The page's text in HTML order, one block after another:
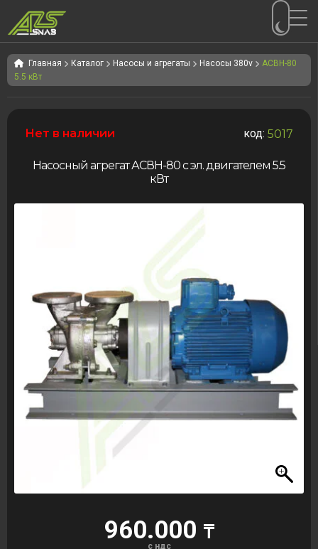
Перейти
к
навигации
Перейти
к
содержимому
Главная Каталог Насосы и агрегаты Насосы 380v
АСВН-80
5.5 кВт
Нет в наличии код: 5017
Насосный агрегат АСВН-80 с эл. двигателем 5.5
кВт
960.000 ₸
с ндс